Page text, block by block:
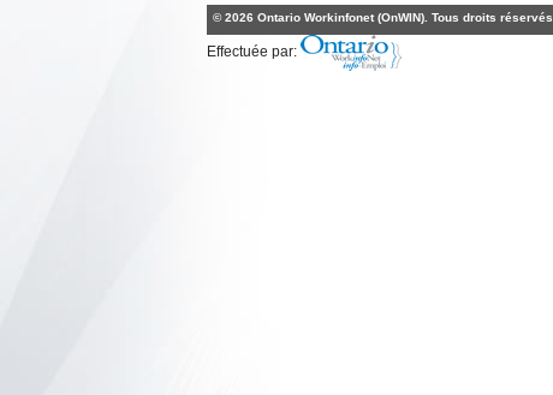
© 2026 Ontario Workinfonet (OnWIN). Tous droits réservés.
Effectuée par: